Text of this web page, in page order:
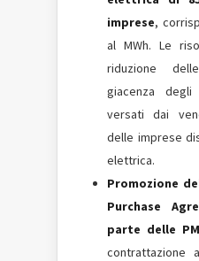
imprese,
al MWh. Le
riduzione
giacenza
versati dai
delle imprese
elettrica.
Promozione
Purchase
parte delle
contrattazione